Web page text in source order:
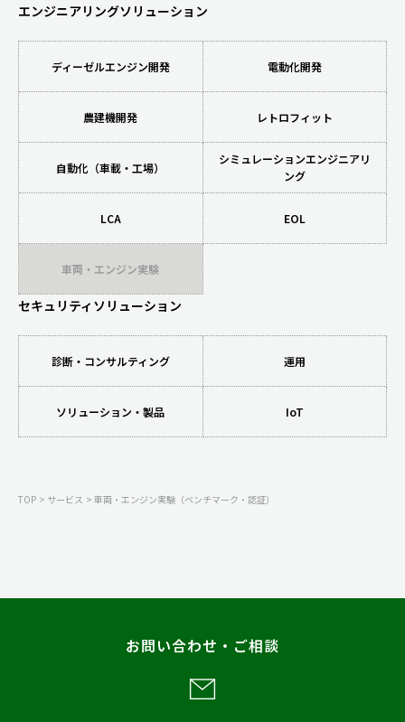
エンジニアリングソリューション
ディーゼルエンジン開発 電動化開発
農建機開発 レトロフィット
自動化（車載・工場）
シミュレーションエンジニアリ
ング
LCA EOL
車両・エンジン実験
セキュリティソリューション
診断・コンサルティング 運用
ソリューション・製品 IoT
TOP サービス 車両・エンジン実験（ベンチマーク・認証）
お問い合わせ・ご相談